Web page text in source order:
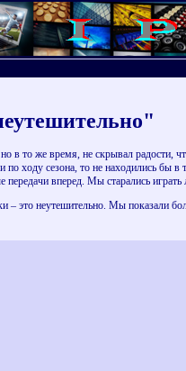
в то же время, не скрывал
ходу сезона, то не находились бы
вперед. Мы старались играть
это неутешительно. Мы показали